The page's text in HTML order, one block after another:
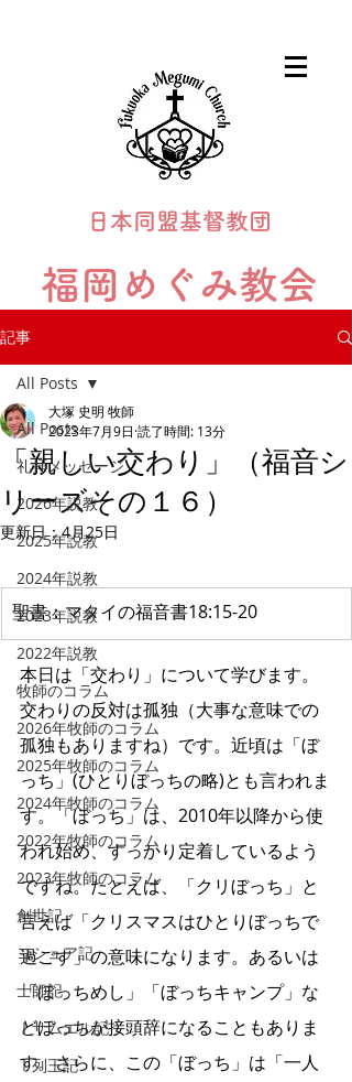
日本同盟基督教団
福岡めぐみ教会
記事
All Posts
礼拝メッセージ
2026年説教
2025年説教
2024年説教
2023年説教
2022年説教
牧師のコラム
2026年牧師のコラム
2025年牧師のコラム
2024年牧師のコラム
2022年牧師のコラム
2023年牧師のコラム
創世記
ヨシュア記
士師記
Ⅰサムエル記
Ⅰ列王記
All Posts
「親しい交わり」（福音シ
リーズその１６）
大塚 史明 牧師
2023年7月9日 読了時間: 13分
更新日：4月25日
​聖書：マタイの福音書18:15-20
本日は「交わり」について学びます。
交わりの反対は孤独（大事な意味での
孤独もありますね）です。近頃は「ぼ
っち」(ひとりぼっちの略)とも言われま
す。「ぼっち」は、2010年以降から使
われ始め、すっかり定着しているよう
ですね。たとえば、「クリぼっち」と
言えば「クリスマスはひとりぼっちで
過ごす」の意味になります。あるいは
「ぼっちめし」「ぼっちキャンプ」な
どぼっちが接頭辞になることもありま
す。さらに、この「ぼっち」は「一人